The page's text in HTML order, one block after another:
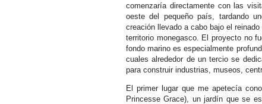
comenzaría directamente con las
oeste del pequeño país, tardando
creación llevado a cabo bajo el
territorio monegasco. El proyecto no
fondo marino es especialmente
cuales alrededor de un tercio se
para construir industrias, museos,
El primer lugar que me apetecía
Princesse Grace), un jardín que se